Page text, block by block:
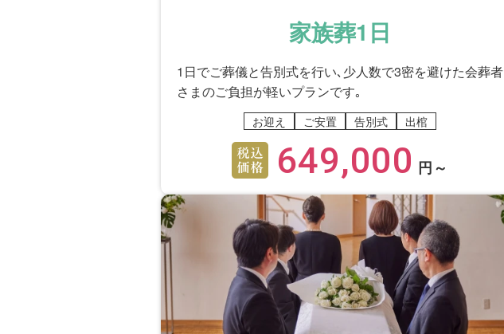
家族葬1日
1日でご葬儀と告別式を行い､少人数で3密を避けた会葬者
さまのご負担が軽いプランです｡
お迎え ご安置 告別式 出棺
649,000 円～